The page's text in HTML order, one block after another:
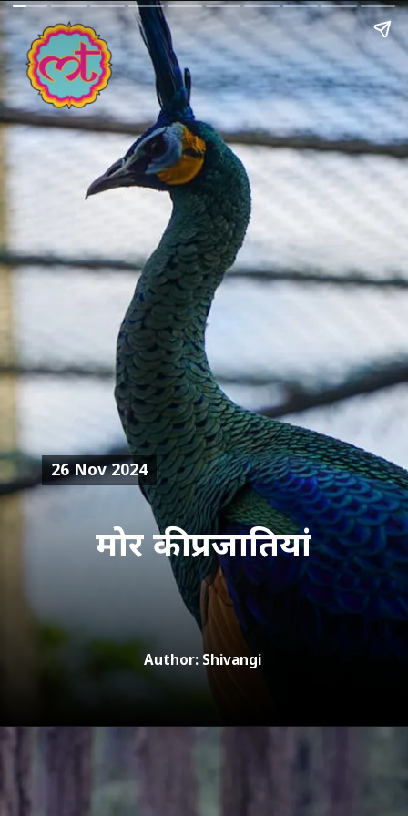
मोर की प्रजातियां
26 Nov 2024
Author: Shivangi